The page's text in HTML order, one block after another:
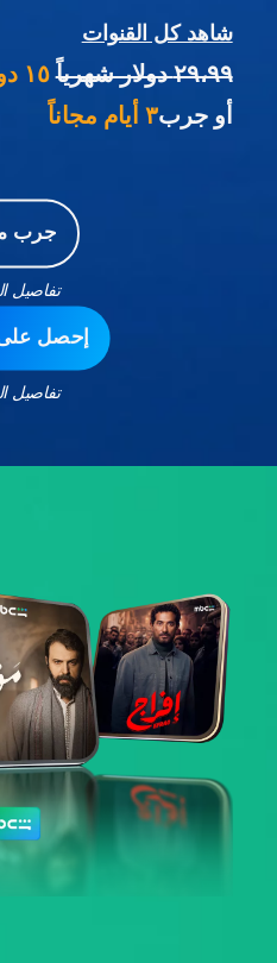
شاهد كل القنوات
٢٩،٩٩ دولار شهرياً ١٥ دولار
أو جرب٣ أيام مجاناً
جرب
تفاصيل
إحصل
تفاصيل